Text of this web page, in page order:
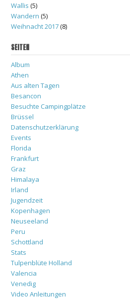
Wallis (5)
Wandern (5)
Weihnacht 2017(8)
SEITEN
Album
Athen
Aus alten Tagen
Besancon
Besuchte Campingplätze
Brüssel
Datenschutzerklärung
Events
Florida
Frankfurt
Graz
Himalaya
Irland
Jugendzeit
Kopenhagen
Neuseeland
Peru
Schottland
Stats
Tulpenblüte Holland
Valencia
Venedig
Video Anleitungen